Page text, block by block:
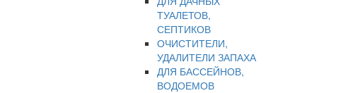
ТУАЛЕТОВ,
СЕПТИКОВ
ОЧИСТИТЕЛИ,
УДАЛИТЕЛИ ЗАПАХА
ДЛЯ БАССЕЙНОВ,
ВОДОЕМОВ